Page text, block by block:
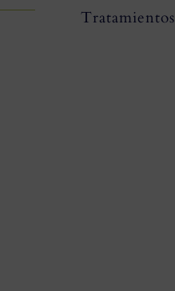
Tratamientos